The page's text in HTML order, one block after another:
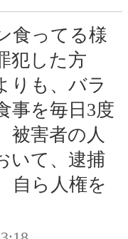
食ってる様
犯した方
りも、バラ
事を毎日3度
被害者の人
いて、逮捕
自ら人権を